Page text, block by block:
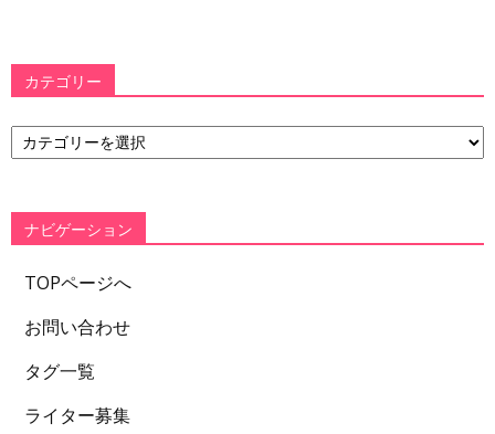
カテゴリー
カ
テ
ー
ナビゲーション
TOPページへ
お問い合わせ
タグ一覧
ライター募集